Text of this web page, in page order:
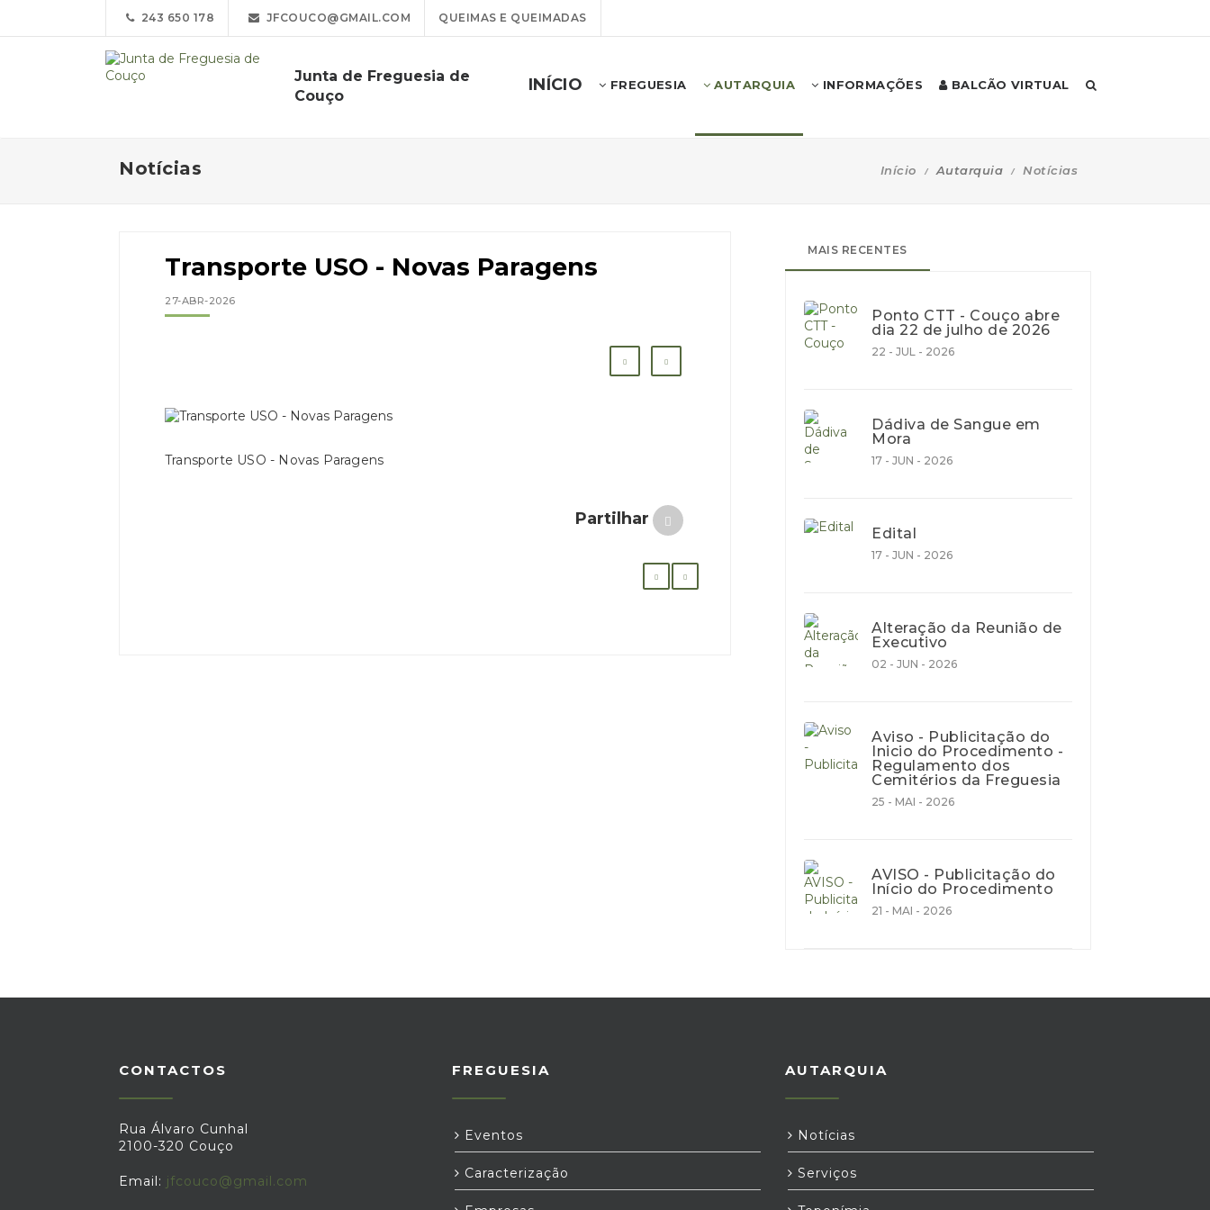
243 650 178 JFCOUCO@GMAIL.COM QUEIMAS E QUEIMADAS
Junta de Freguesia de
Couço
INÍCIO FREGUESIA AUTARQUIA INFORMAÇÕES BALCÃO VIRTUAL
Notícias Início Autarquia Notícias
Transporte USO - Novas Paragens
27-ABR-2026
Transporte USO - Novas Paragens
Partilhar
MAIS RECENTES
Ponto CTT - Couço abre
dia 22 de julho de 2026
22 - JUL - 2026
Dádiva de Sangue em
Mora
17 - JUN - 2026
Edital
17 - JUN - 2026
Alteração da Reunião de
Executivo
02 - JUN - 2026
Aviso - Publicitação do
Inicio do Procedimento -
Regulamento dos
Cemitérios da Freguesia
25 - MAI - 2026
AVISO - Publicitação do
Início do Procedimento
21 - MAI - 2026
CONTACTOS
Rua Álvaro Cunhal
2100-320 Couço
Email: jfcouco@gmail.com
FREGUESIA
Eventos
Caracterização
AUTARQUIA
Notícias
Serviços